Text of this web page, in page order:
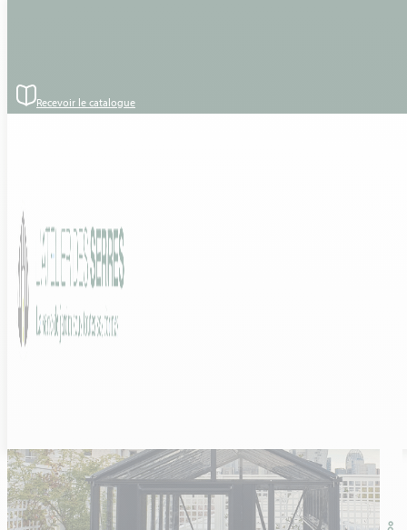
Recevoir le catalogue
– Modèle : Euro Micro retro 37 Victorian – Verre Trempé –
1.61×3.09 – RAL 9005 Noir
11 Avril 2022 – Réalisation d’une serre de culture -SURESNES (92-
HAUTS DE SEINE)
Découvrez le modèle :